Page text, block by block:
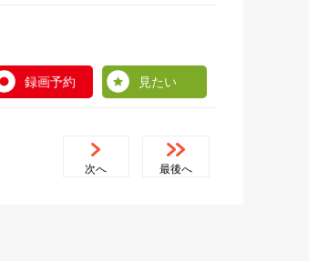
録画予約 見たい
次へ 最後へ